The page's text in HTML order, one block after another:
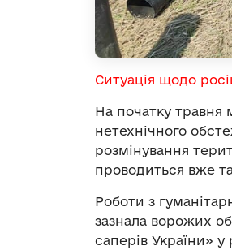
Ситуація щодо
На початку травня
нетехнічного
розмінування
проводиться вже
Роботи з
зазнала ворожих
саперів України»